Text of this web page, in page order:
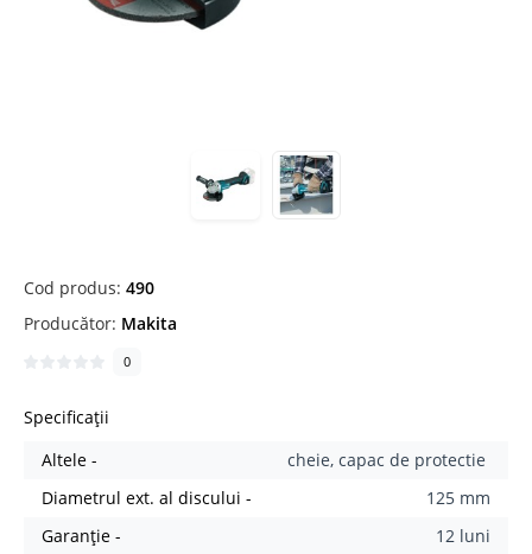
Cod produs: 490
Producător: Makita
0
Specificații
Altele -
cheie, capac de protectie
Diametrul ext. al discului -
125 mm
Garanție -
12 luni